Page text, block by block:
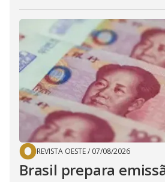
REVISTA OESTE/ 07/08/2026
Brasil prepara